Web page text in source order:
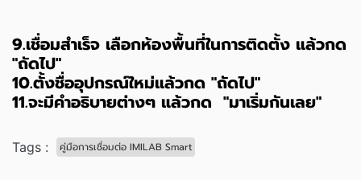
9.เชื่อมสำเร็จ เลือกห้องพื้นที่ในการติดตั้ง แล้วกด
"ถัดไป"
10.ตั้งชื่ออุปกรณ์ใหม่แล้วกด "ถัดไป"
11.จะมีคำอธิบายต่างๆ แล้วกด "มาเริ่มกันเลย"
Tags : คู่มือการเชื่อมต่อ IMILAB Smart